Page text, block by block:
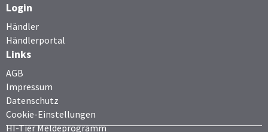
Login
Händler
Händlerportal
Links
AGB
Impressum
Datenschutz
Cookie-Einstellungen
HI-Tier Meldeprogramm